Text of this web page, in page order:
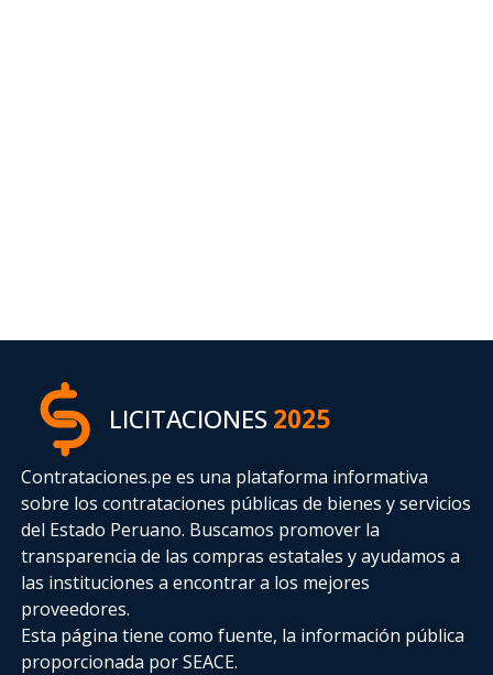
LICITACIONES2025
Contrataciones.pe es una plataforma informativa
sobre los contrataciones públicas de bienes y servicios
del Estado Peruano. Buscamos promover la
transparencia de las compras estatalesy ayudamos a
las instituciones a encontrar a los mejores
proveedores.
Esta página tiene como fuente, la información pública
proporcionada por SEACE.